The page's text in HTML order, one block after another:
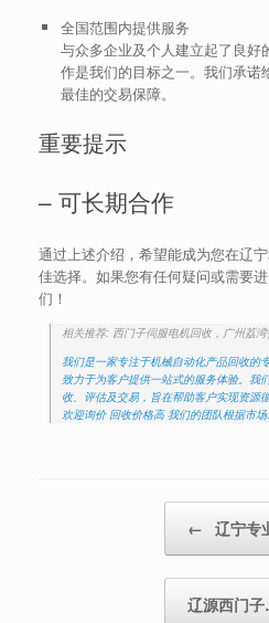
全国范围内提供服务
与众多企业及个人建立起了良好
作是我们的目标之一。我们承诺
最佳的交易保障。
重要提示
– 可长期合作
通过上述介绍，希望能成为您在辽
佳选择。如果您有任何疑问或需要
们！
相关推荐: 西门子伺服电机回收，广州荔
我们是一家专注于机械自动化产品回收的
致力于为客户提供一站式的服务体验。我
收、评估及交易，旨在帮助客户实现资源
欢迎询价 回收价格高 我们的团队根据市
← 辽宁专
辽源西门